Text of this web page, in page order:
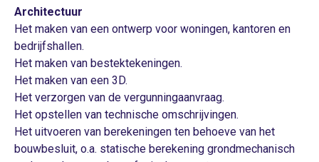
Architectuur
Het maken van een ontwerp voor woningen, kantoren en
bedrijfshallen.
Het maken van bestektekeningen.
Het maken van een 3D.
Het verzorgen van de vergunningaanvraag.
Het opstellen van technische omschrijvingen.
Het uitvoeren van berekeningen ten behoeve van het
bouwbesluit, o.a. statische berekening grondmechanisch